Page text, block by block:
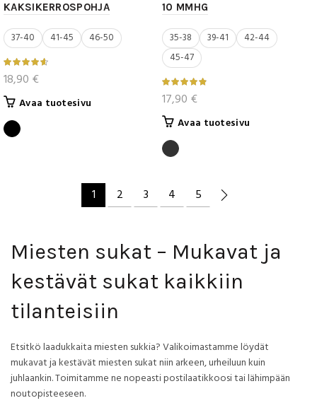
KAKSIKERROSPOHJA
37-40 41-45 46-50
18,90 €
Avaa tuotesivu
Voit
tehdä
valinnat
10 MMHG
35-38 39-41
42-44
45-47
17,90 €
Avaa tuotesivu
tuotteen
sivulla.
1 2 3 4 5
Miesten sukat – Mukavat ja
kestävät sukat kaikkiin
tilanteisiin
Etsitkö laadukkaita miesten sukkia? Valikoimastamme löydät
mukavat ja kestävät miesten sukat niin arkeen, urheiluun kuin
juhlaankin. Toimitamme ne nopeasti postilaatikkoosi tai lähimpään
noutopisteeseen.